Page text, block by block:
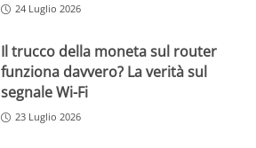
24 Luglio 2026
Il trucco della moneta sul router
funziona davvero? La verità sul
segnale Wi-Fi
23 Luglio 2026